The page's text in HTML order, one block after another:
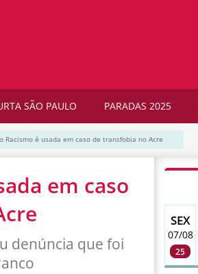
SÃO PAULO PARADAS 2025
Racismo é usada em caso de transfobia no Acre
em caso
denúncia que foi
SEX
07/08
25